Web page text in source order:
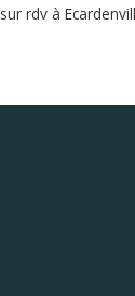
rdv à